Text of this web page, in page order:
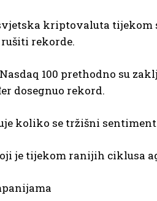
kriptovaluta tijekom
rekorde.
Nasdaq 100 prethodno su
dosegnuo rekord.
koliko se tržišni
je tijekom ranijih ciklusa